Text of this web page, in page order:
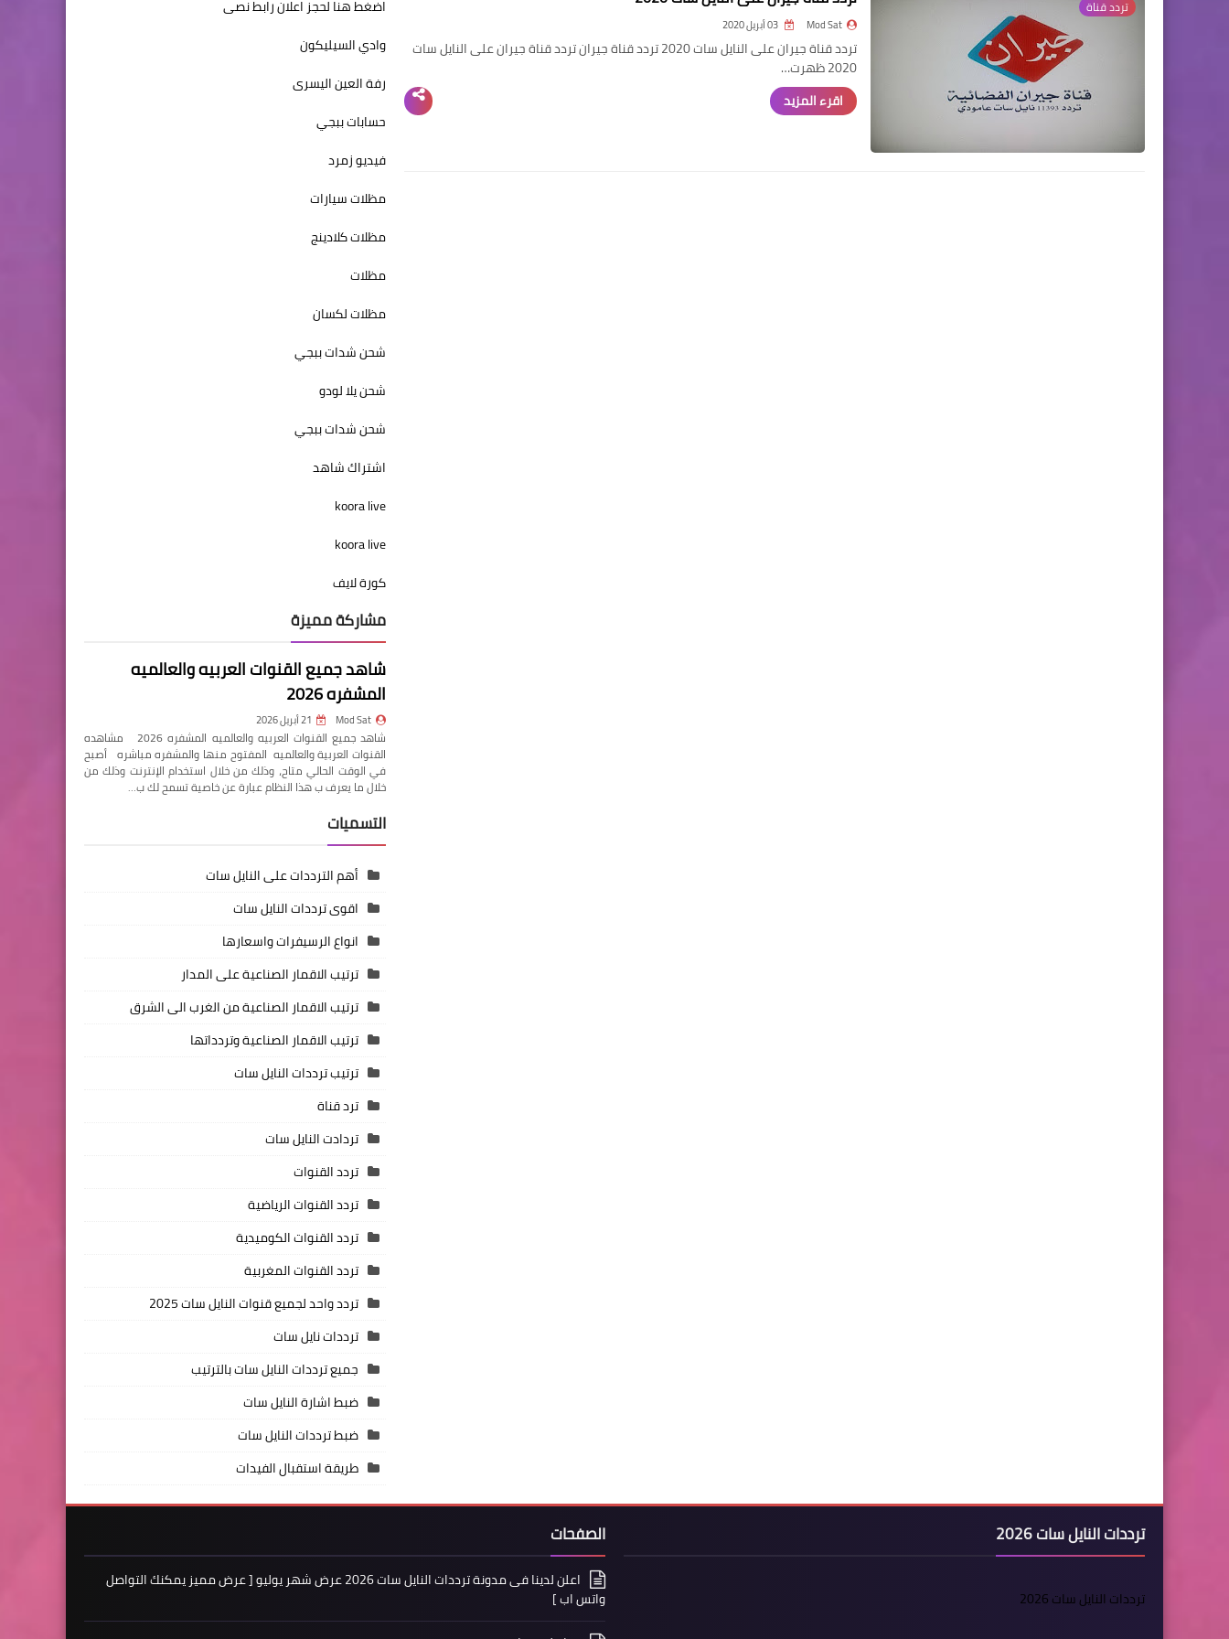
تردد قناة
Mod Sat
تردد قناة جيران على النايل سات 2020 تردد قناة جيران تردد قناة جيران على النايل سات
2020 ظهرت…
اقرء المزيد
اضغط هنا لحجز اعلان رابط نصى
وادي السيليكون
رفة العين اليسرى
حسابات ببجي
فيديو زمرد
مظلات سيارات
مظلات كلادينج
مظلات
مظلات لكسان
شحن شدات ببجي
شحن يلا لودو
شحن شدات ببجي
اشتراك شاهد
koora live
koora live
كورة لايف
مشاركة مميزة
شاهد جميع القنوات العربيه والعالميه
المشفره 2026
Mod Sat 21 أبريل 2026
شاهد جميع القنوات العربيه والعالميه المشفره 2026 مشاهده
القنوات العربية والعالميه المفتوح منها والمشفره مباشره أصبح
في الوقت الحالي متاح، وذلك من خلال استخدام الإنترنت وذلك من
خلال ما يعرف ب هذا النظام عبارة عن خاصية تسمح لك ب…
التسميات
أهم الترددات على النايل سات
اقوى ترددات النايل سات
انواع الرسيفرات واسعارها
ترتيب الاقمار الصناعية على المدار
ترتيب الاقمار الصناعية من الغرب الى الشرق
ترتيب الاقمار الصناعية وتردداتها
ترتيب ترددات النايل سات
ترد قناة
تردادت النايل سات
تردد القنوات
تردد القنوات الرياضية
تردد القنوات الكوميدية
تردد القنوات المغربية
تردد واحد لجميع قنوات النايل سات 2025
ترددات نايل سات
جميع ترددات النايل سات بالترتيب
ضبط اشارة النايل سات
ضبط ترددات النايل سات
طريقة استقبال الفيدات
ترددات النايل سات 2026
ترددات النايل سات 2026
الصفحات
اعلن لدينا فى مدونة ترددات النايل سات 2026 عرض شهر يوليو [ عرض مميز يمكنك التواصل
واتس اب ]